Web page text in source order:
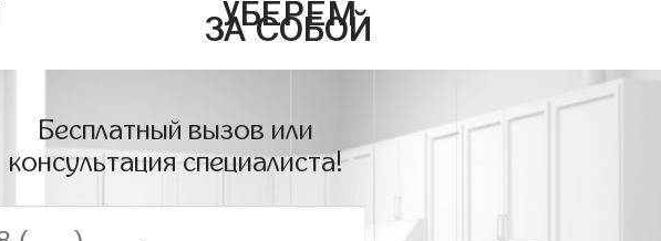
УБЕРЕМ
ЗА СОБОЙ
Бесплатный вызов или
консультация специалиста!